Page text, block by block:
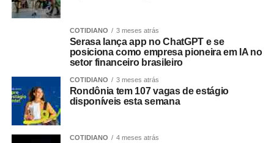
COTIDIANO 3 meses atrás
Serasa lança app no ChatGPT e se
posiciona como empresa pioneira em IA no
setor financeiro brasileiro
COTIDIANO 3 meses atrás
Rondônia tem 107 vagas de estágio
disponíveis esta semana
COTIDIANO 4 meses atrás